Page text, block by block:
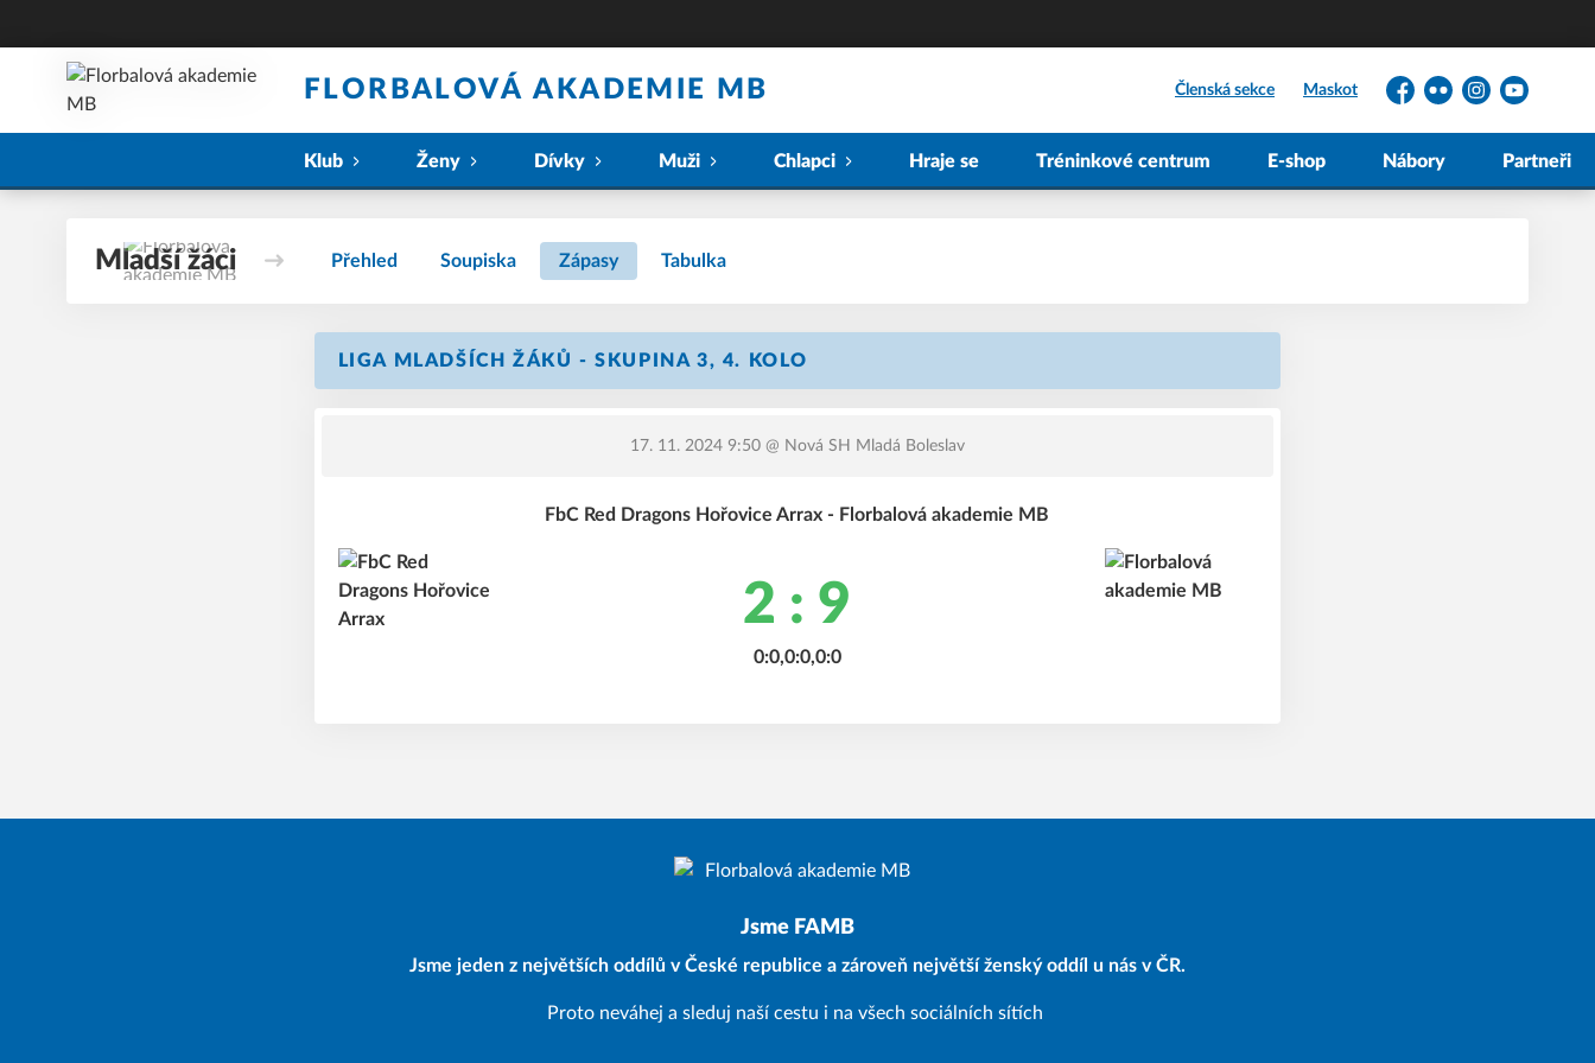
FLORBALOVÁ AKADEMIE MB Členská sekce Maskot
Facebook
FlickrInstagramYouTube
Klub Ženy Dívky Muži Chlapci Hraje se Tréninkové centrum E-shop Nábory Partneři
Mladší žáci Přehled Soupiska Zápasy Tabulka
LIGA MLADŠÍCH ŽÁKŮ - SKUPINA 3, 4. KOLO
17. 11. 2024 9:50@ Nová SH Mladá Boleslav
FbC Red Dragons Hořovice Arrax - Florbalová akademie MB
2 : 9
0:0,0:0,0:0
Jsme FAMB
Jsme jeden z největších oddílů v České republice a zároveň největší ženský oddíl u nás v ČR.
Proto neváhej a sleduj naší cestu i na všech sociálních sítích